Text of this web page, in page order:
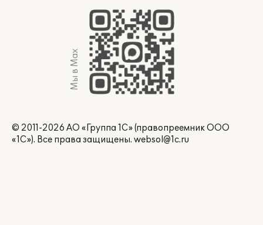
Мы в Max
© 2011-2026 АО «Группа 1С» (правопреемник ООО
«1С»). Все права защищены. websol@1c.ru